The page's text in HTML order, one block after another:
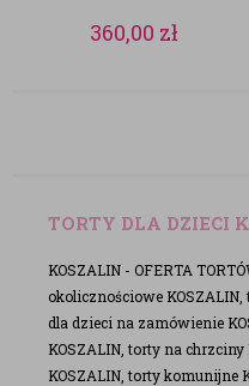
360,00 zł
TORTY DLA DZIECI
KOSZALIN - OFERTA
okolicznościowe
dla dzieci na zamówienie
KOSZALIN, torty na
KOSZALIN, torty komunijne